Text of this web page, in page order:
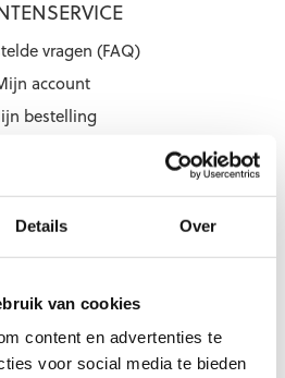
Details Over
van cookies
content en advertenties te
voor social media te bieden
vragen (FAQ)
account
bestelling
Garantie
Arjan Heerland